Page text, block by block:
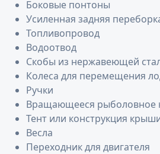
Боковые понтоны
Усиленная задняя
Топливопровод
Водоотвод
Скобы из нержавеющей
Колеса для перемещения
Ручки
Вращающееся рыболовное
Тент или конструкция
Весла
Переходник для двигателя